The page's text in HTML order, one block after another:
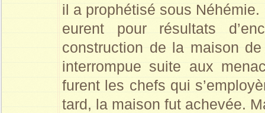
il a prophétisé sous
eurent pour résultats
construction de la maison
interrompue suite aux
furent les chefs qui
tard, la maison fut achevée.